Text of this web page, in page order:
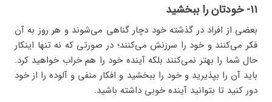
۱۱- خودتان را ببخشید
بعضی از افراد در گذشته خود دچار گناهی می‌شوند و هر روز به آن
فکر می‌کنند و خود را سرزنش می‌کنند؛ در صورتی که نه تنها اینکار
حال شما را بهتر نمی‌کنند بلکه آینده خود را هم خراب خواهید کرد.
باید آن را بپذیرید و خود را ببخشید و افکار منفی و آلوده را از خود
دور کنید تا بتوانید آینده خوبی داشته باشید.